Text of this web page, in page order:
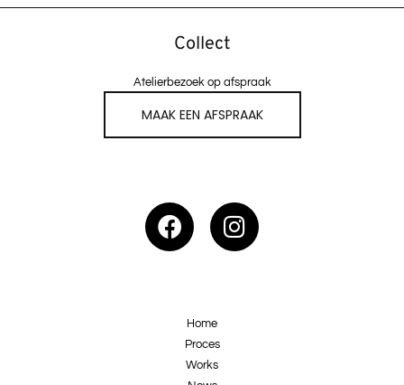
Collect
Atelierbezoek op afspraak
MAAK EEN AFSPRAAK
Home
Proces
Works